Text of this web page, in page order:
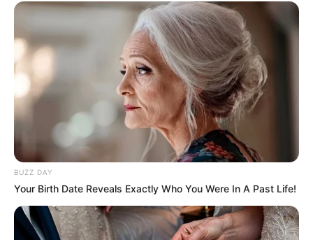
BUZZ DAY
Your Birth Date Reveals Exactly Who You Were In A Past Life!